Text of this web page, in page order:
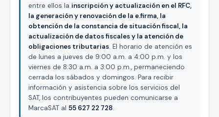
entre ellos la inscripción y actualización en el RFC,
la generación y renovación de la e.firma, la
obtención de la constancia de situación fiscal, la
actualización de datos fiscales y la atención de
obligaciones tributarias. El horario de atención es
de lunes a jueves de 9:00 a.m. a 4:00 p.m. y los
viernes de 8:30 a.m. a 3:00 p.m., permaneciendo
cerrada los sábados y domingos. Para recibir
información y asistencia sobre los servicios del
SAT, los contribuyentes pueden comunicarse a
MarcaSAT al 55 627 22 728.